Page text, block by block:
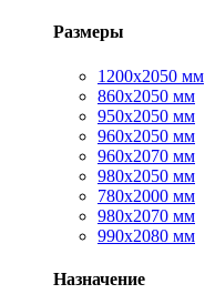
Размеры
1200х2050 мм
860х2050 мм
950х2050 мм
960х2050 мм
960х2070 мм
980х2050 мм
780х2000 мм
980х2070 мм
990х2080 мм
Назначение